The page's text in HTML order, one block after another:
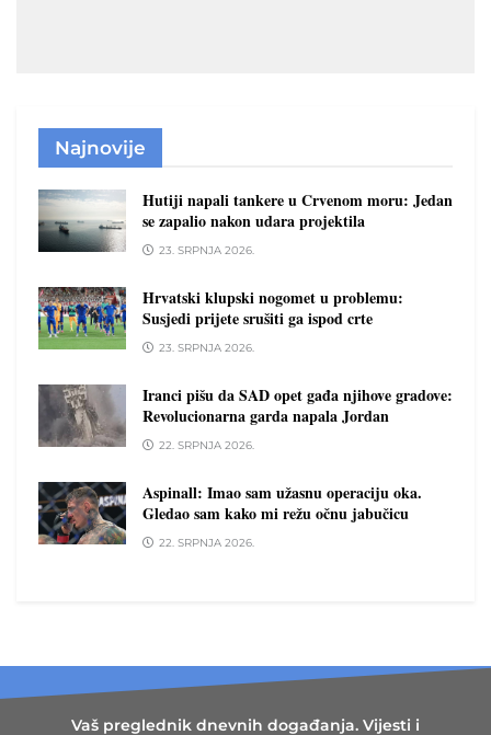
Najnovije
Hutiji napali tankere u Crvenom moru: Jedan
se zapalio nakon udara projektila
23. SRPNJA 2026.
Hrvatski klupski nogomet u problemu:
Susjedi prijete srušiti ga ispod crte
23. SRPNJA 2026.
Iranci pišu da SAD opet gađa njihove gradove:
Revolucionarna garda napala Jordan
22. SRPNJA 2026.
Aspinall: Imao sam užasnu operaciju oka.
Gledao sam kako mi režu očnu jabučicu
22. SRPNJA 2026.
Vaš preglednik dnevnih događanja. Vijesti i